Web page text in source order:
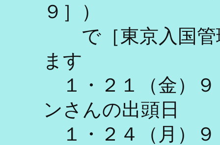
９］）
で［東京入国管
ます
１・２１（金）
ンさんの出頭日
１・２４（月）